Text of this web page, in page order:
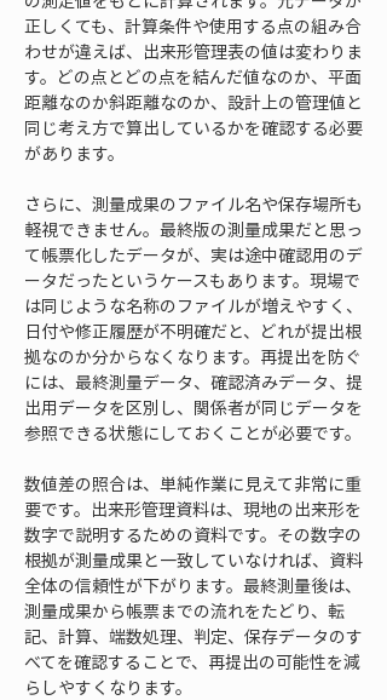
正しくても、計算条件や使用する点の組み合
わせが違えば、出来形管理表の値は変わりま
す。どの点とどの点を結んだ値なのか、平面
距離なのか斜距離なのか、設計上の管理値と
同じ考え方で算出しているかを確認する必要
があります。
さらに、測量成果のファイル名や保存場所も
軽視できません。最終版の測量成果だと思っ
て帳票化したデータが、実は途中確認用のデ
ータだったというケースもあります。現場で
は同じような名称のファイルが増えやすく、
日付や修正履歴が不明確だと、どれが提出根
拠なのか分からなくなります。再提出を防ぐ
には、最終測量データ、確認済みデータ、提
出用データを区別し、関係者が同じデータを
参照できる状態にしておくことが必要です。
数値差の照合は、単純作業に見えて非常に重
要です。出来形管理資料は、現地の出来形を
数字で説明するための資料です。その数字の
根拠が測量成果と一致していなければ、資料
全体の信頼性が下がります。最終測量後は、
測量成果から帳票までの流れをたどり、転
記、計算、端数処理、判定、保存データのす
べてを確認することで、再提出の可能性を減
らしやすくなります。